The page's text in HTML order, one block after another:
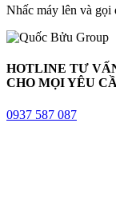
Nhấc máy lên và gọi
HOTLINE TƯ
CHO MỌI YÊU
0937 587 087